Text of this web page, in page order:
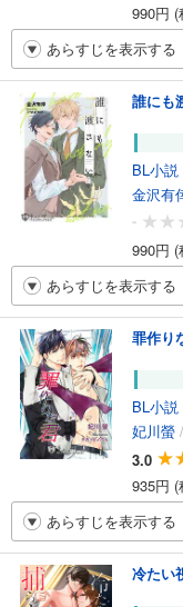
990円 (
あらすじを表示する
誰にも
BL小説
金沢有
-
990円 (
あらすじを表示する
罪作り
BL小説
妃川螢 /
3.0
935円 (
あらすじを表示する
冷たい